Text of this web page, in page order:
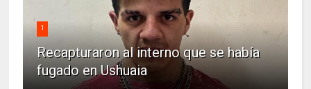
1
Recapturaron al interno que se había
fugado en Ushuaia